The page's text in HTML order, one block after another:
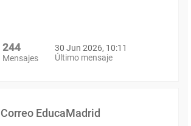
244
Mensajes
30 Jun 2026, 10:11
Último mensaje
Correo EducaMadrid